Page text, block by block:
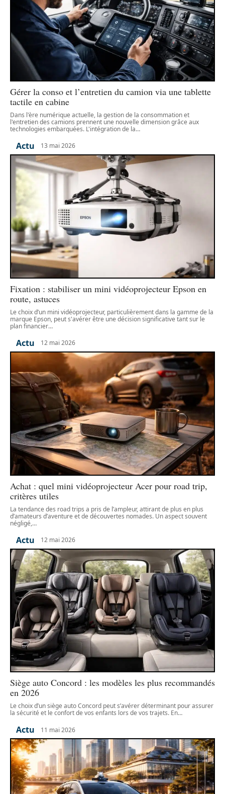
Gérer la conso et l’entretien du camion via une tablette
tactile en cabine
Dans l'ère numérique actuelle, la gestion de la consommation et
l'entretien des camions prennent une nouvelle dimension grâce aux
technologies embarquées. L'intégration de la…
Actu 13 mai 2026
Fixation : stabiliser un mini vidéoprojecteur Epson en
route, astuces
Le choix d’un mini vidéoprojecteur, particulièrement dans la gamme de la
marque Epson, peut s'avérer être une décision significative tant sur le
plan financier…
Actu 12 mai 2026
Achat : quel mini vidéoprojecteur Acer pour road trip,
critères utiles
La tendance des road trips a pris de l’ampleur, attirant de plus en plus
d’amateurs d’aventure et de découvertes nomades. Un aspect souvent
négligé,…
Actu 12 mai 2026
Siège auto Concord : les modèles les plus recommandés
en 2026
Le choix d’un siège auto Concord peut s’avérer déterminant pour assurer
la sécurité et le confort de vos enfants lors de vos trajets. En…
Actu 11 mai 2026